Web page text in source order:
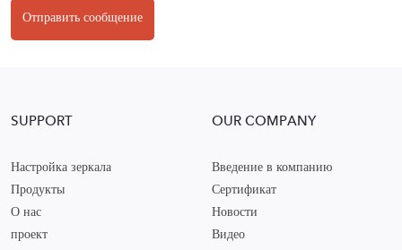
Отправить сообщение
SUPPORT
Настройка зеркала
Продукты
О нас
проект
OUR COMPANY
Введение в компанию
Сертификат
Новости
Видео